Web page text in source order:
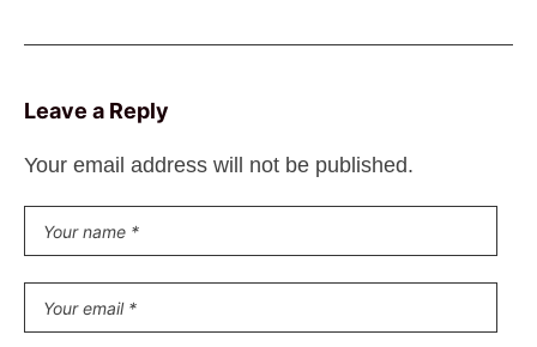
Leave a Reply
Your email address will not be published.